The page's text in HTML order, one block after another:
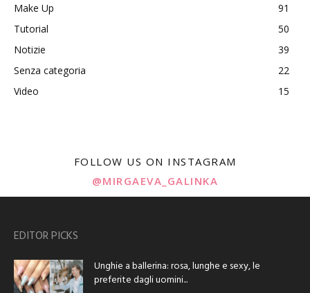
Make Up
91
Tutorial
50
Notizie
39
Senza categoria
22
Video
15
FOLLOW US ON INSTAGRAM
@MIRGAEVA_GALINKA
EDITOR PICKS
Unghie a ballerina: rosa, lunghe e sexy, le
preferite dagli uomini...